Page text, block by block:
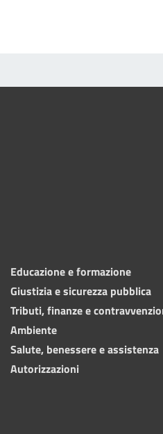
Educazione e formazione
Giustizia e sicurezza pubblica
Tributi, finanze e
Ambiente
Salute, benessere e assistenza
Autorizzazioni